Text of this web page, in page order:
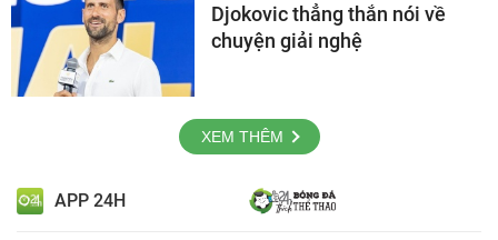
Djokovic thẳng thắn nói về
chuyện giải nghệ
XEM THÊM
APP 24H